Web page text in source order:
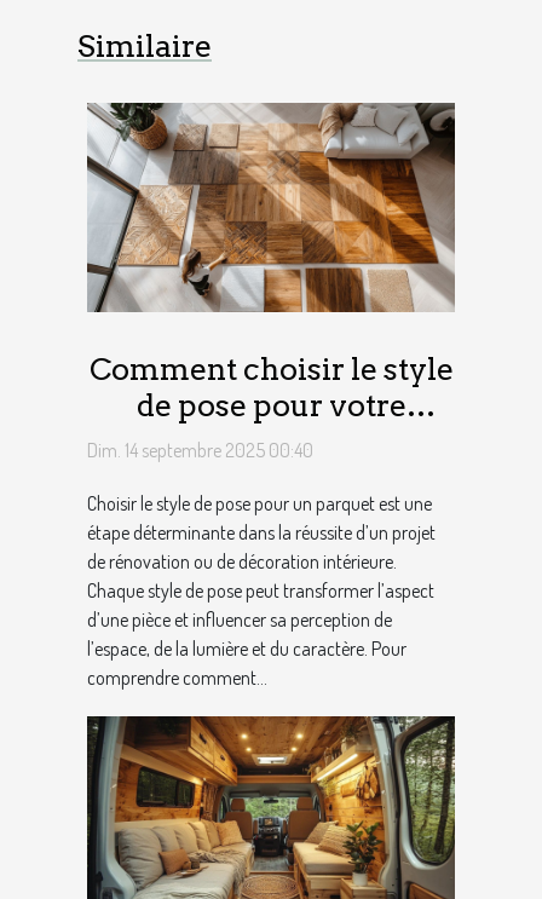
Similaire
Comment choisir le style
de pose pour votre
parquet ?
Dim. 14 septembre 2025 00:40
Choisir le style de pose pour un parquet est une
étape déterminante dans la réussite d’un projet
de rénovation ou de décoration intérieure.
Chaque style de pose peut transformer l’aspect
d’une pièce et influencer sa perception de
l’espace, de la lumière et du caractère. Pour
comprendre comment...